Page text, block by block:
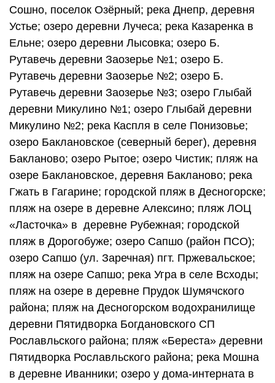
Сошно, поселок Озёрный; река Днепр, деревня
Устье; озеро деревни Лучеса; река Казаренка в
Ельне; озеро деревни Лысовка; озеро Б.
Рутавечь деревни Заозерье №1; озеро Б.
Рутавечь деревни Заозерье №2; озеро Б.
Рутавечь деревни Заозерье №3; озеро Глыбай
деревни Микулино №1; озеро Глыбай деревни
Микулино №2; река Каспля в селе Понизовье;
озеро Баклановское (северный берег), деревня
Бакланово; озеро Рытое; озеро Чистик; пляж на
озере Баклановское, деревня Бакланово; река
Гжать в Гагарине; городской пляж в Десногорске;
пляж на озере в деревне Алексино; пляж ЛОЦ
«Ласточка» в деревне Рубежная; городской
пляж в Дорогобуже; озеро Сапшо (район ПСО);
озеро Сапшо (ул. Заречная) пгт. Пржевальское;
пляж на озере Сапшо; река Угра в селе Всходы;
пляж на озере в деревне Прудок Шумячского
района; пляж на Десногорском водохранилище
деревни Пятидворка Богдановского СП
Рославльского района; пляж «Береста» деревни
Пятидворка Рославльского района; река Мошна
в деревне Иванники; озеро у дома-интерната в